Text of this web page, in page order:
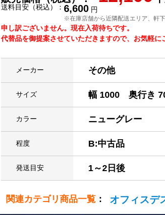
送料目安（税込）： 6,600 円
※在庫店舗から近隣配送エリア、軒
申し訳ございません。現在入荷待ちです。
代替品を御提案させていただきますので、お気軽
メーカー その他
サイズ 幅 1000 奥行き
カラー ニューグレー
程度 B:中古品
発送目安 1～2日後
関連カテゴリ商品一覧 ： オフィスデ